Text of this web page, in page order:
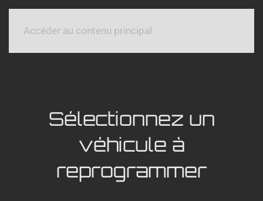
Accéder au contenu principal
Sélectionnez un
véhicule à
reprogrammer